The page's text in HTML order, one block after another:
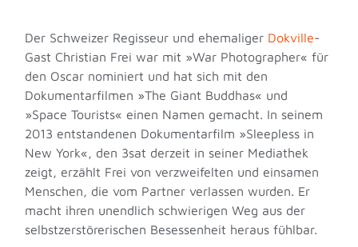
Der Schweizer Regisseur und ehemaliger Dokville-
Gast Christian Frei war mit »War Photographer« für
den Oscar nominiert und hat sich mit den
Dokumentarfilmen »The Giant Buddhas« und
»Space Tourists« einen Namen gemacht. In seinem
2013 entstandenen Dokumentarfilm »Sleepless in
New York«, den 3sat derzeit in seiner Mediathek
zeigt, erzählt Frei von verzweifelten und einsamen
Menschen, die vom Partner verlassen wurden. Er
macht ihren unendlich schwierigen Weg aus der
selbstzerstörerischen Besessenheit heraus fühlbar.